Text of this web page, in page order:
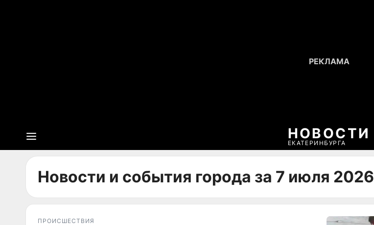
НОВОСТИ
ЕКАТЕРИНБУРГА
Новости и события города за 7 июля 2026
ПРОИСШЕСТВИЯ